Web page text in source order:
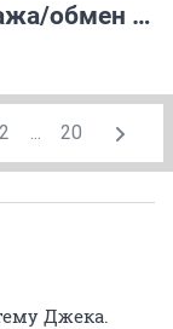
Благотворительная распродажа/обмен - читать первый пост! (часть 11)
... 20
Джека.